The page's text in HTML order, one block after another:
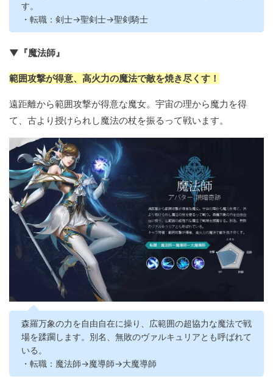
す。
・転職：剣士→聖剣士→聖剣騎士
▼『魔法師』
範囲攻撃が得意、高火力の魔法で敵を焼き尽くす！
遠距離から範囲攻撃が得意な魔女。宇宙の理から魔力を得
て、古より授けられし魔法の杖を振るって戦います。
森羅万象の力を自由自在に操り、広範囲の超協力な魔法で戦
場を蹂躙します。別名、無敗のヴァルキュリアとも呼ばれて
いる。
・転職：魔法師→魔導師→大魔導師